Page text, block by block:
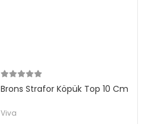
Brons Strafor Köpük Top 10 Cm
Viva